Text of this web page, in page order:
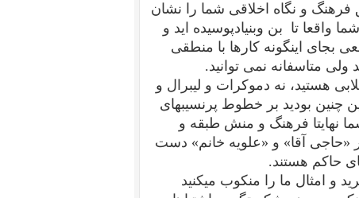
فرهنگ و نگاه اخلاقی شما را نشان
تا بن وبنیادپوسیده اید و
بجای اینگونه کارها با منطقی
متاسفانه نمی توانید.
هستید، نه دموکرات و لیبرال و
چنین بودید بر خطوط پرنسیبهای
نهایتا فرهنگ و منش طبقه و
«حاجی آقا» و «علویه خانم» دست
حاکم هستند.
و امثال ما را منکوب میکنید